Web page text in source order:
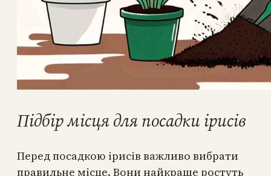
Підбір місця для посадки ірисів
Перед посадкою ірисів важливо вибрати
правильне місце. Вони найкраще ростуть